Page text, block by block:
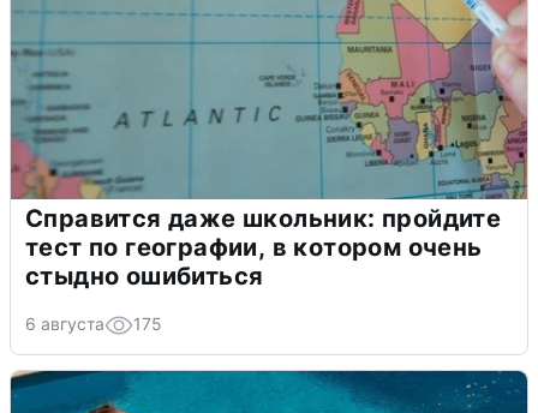
Справится даже школьник: пройдите
тест по географии, в котором очень
стыдно ошибиться
6 августа 175